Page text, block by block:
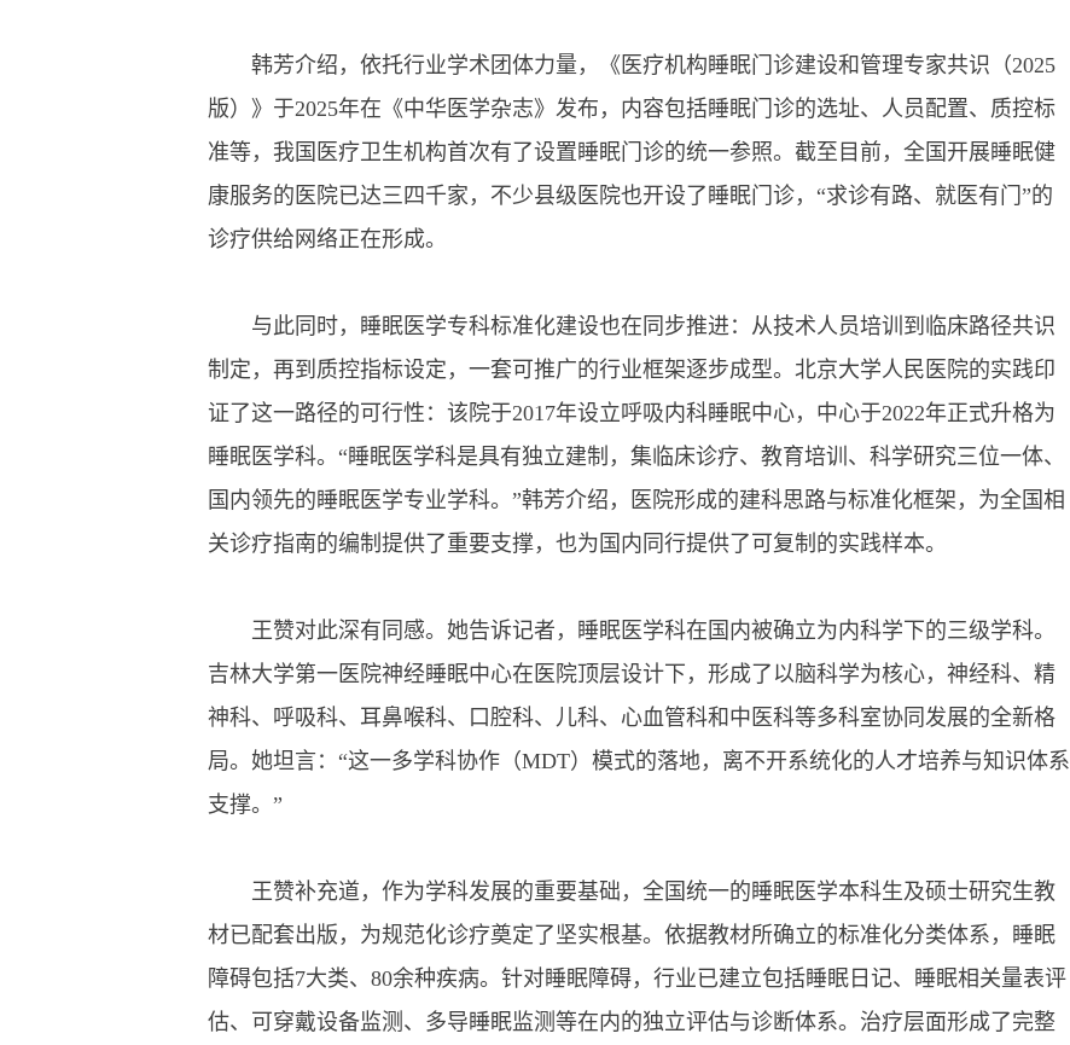
韩芳介绍，依托行业学术团体力量，《医疗机构睡眠门诊建设和管理专家共识（2025
版）》于2025年在《中华医学杂志》发布，内容包括睡眠门诊的选址、人员配置、质控标
准等，我国医疗卫生机构首次有了设置睡眠门诊的统一参照。截至目前，全国开展睡眠健
康服务的医院已达三四千家，不少县级医院也开设了睡眠门诊，“求诊有路、就医有门”的
诊疗供给网络正在形成。
与此同时，睡眠医学专科标准化建设也在同步推进：从技术人员培训到临床路径共识
制定，再到质控指标设定，一套可推广的行业框架逐步成型。北京大学人民医院的实践印
证了这一路径的可行性：该院于2017年设立呼吸内科睡眠中心，中心于2022年正式升格为
睡眠医学科。“睡眠医学科是具有独立建制，集临床诊疗、教育培训、科学研究三位一体、
国内领先的睡眠医学专业学科。”韩芳介绍，医院形成的建科思路与标准化框架，为全国相
关诊疗指南的编制提供了重要支撑，也为国内同行提供了可复制的实践样本。
王赞对此深有同感。她告诉记者，睡眠医学科在国内被确立为内科学下的三级学科。
吉林大学第一医院神经睡眠中心在医院顶层设计下，形成了以脑科学为核心，神经科、精
神科、呼吸科、耳鼻喉科、口腔科、儿科、心血管科和中医科等多科室协同发展的全新格
局。她坦言：“这一多学科协作（MDT）模式的落地，离不开系统化的人才培养与知识体系
支撑。”
王赞补充道，作为学科发展的重要基础，全国统一的睡眠医学本科生及硕士研究生教
材已配套出版，为规范化诊疗奠定了坚实根基。依据教材所确立的标准化分类体系，睡眠
障碍包括7大类、80余种疾病。针对睡眠障碍，行业已建立包括睡眠日记、睡眠相关量表评
估、可穿戴设备监测、多导睡眠监测等在内的独立评估与诊断体系。治疗层面形成了完整